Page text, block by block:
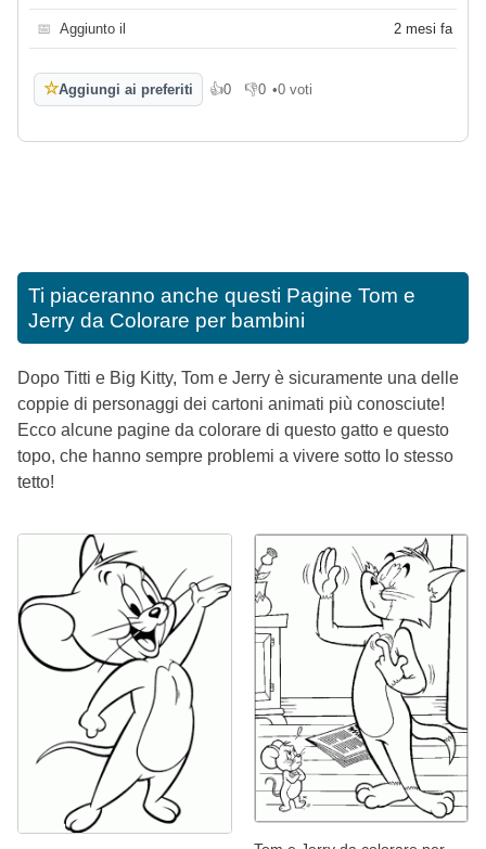
📅 Aggiunto il 2 mesi fa
☆Aggiungi ai preferiti 👍0
Mi piace
👎0
Non mi piace
•0 voti
Ti piaceranno anche questi Pagine Tom e
Jerry da Colorare per bambini
Dopo Titti e Big Kitty, Tom e Jerry è sicuramente una delle
coppie di personaggi dei cartoni animati più conosciute!
Ecco alcune pagine da colorare di questo gatto e questo
topo, che hanno sempre problemi a vivere sotto lo stesso
tetto!